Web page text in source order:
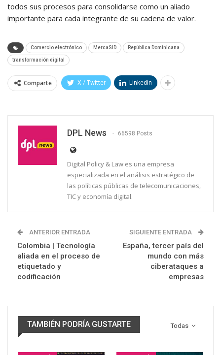
todos sus procesos para consolidarse como un aliado
importante para cada integrante de su cadena de valor.
Comercio electrónico MercaSID República Dominicana
transformación digital
Comparte X / Twitter Linkedin
DPL News 66598 Posts
Digital Policy & Law es una empresa
especializada en el análisis estratégico de
las políticas públicas de telecomunicaciones,
TIC y economía digital.
ANTERIOR ENTRADA
Colombia | Tecnología
aliada en el proceso de
etiquetado y
codificación
SIGUIENTE ENTRADA
España, tercer país del
mundo con más
ciberataques a
empresas
Todas
TAMBIÉN PODRÍA GUSTARTE